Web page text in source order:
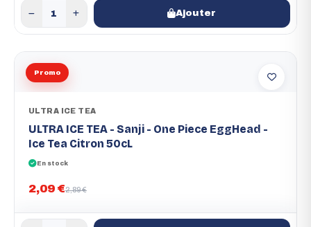
Ajouter
Promo
ULTRA ICE TEA
ULTRA ICE TEA - Sanji - One Piece EggHead -
Ice Tea Citron 50cL
En stock
2,09 €2,89 €